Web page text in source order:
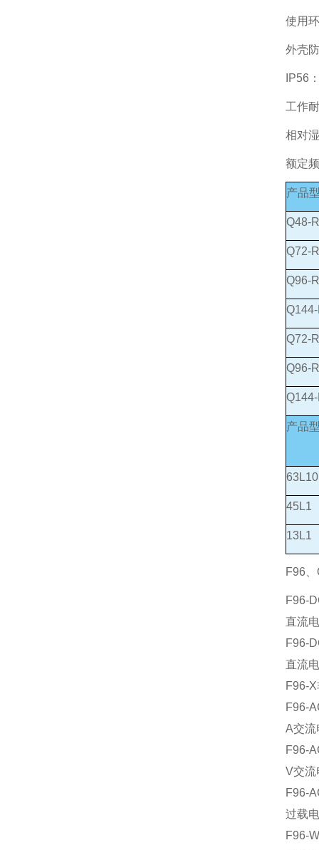
使用
外壳
IP56
工作
相对
额定
产品
Q48-
Q72-
Q96-
Q72-
Q96-
产品
63L10
45L1
13L1
F96
F96-
直流
F96-
直流
F96-
F96-
A交流
F96-
V交流
F96-
过载
F96-